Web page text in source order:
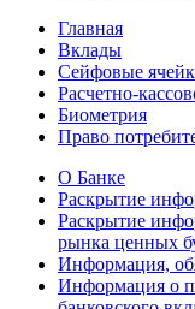
Главная
Вклады
Сейфовые
Расчетно-
Биометрия
Право
О Банке
Раскрытие
Раскрытие
рынка ценных
Информация,
Информация о